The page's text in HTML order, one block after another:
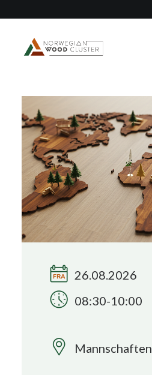
Was ist neu
Events
Projekte
Berufsgruppen
Mitglieder
Über uns
KONTAKTIEREN UNS
Search
26.08.2026
08:30-10:00
Mannschaften